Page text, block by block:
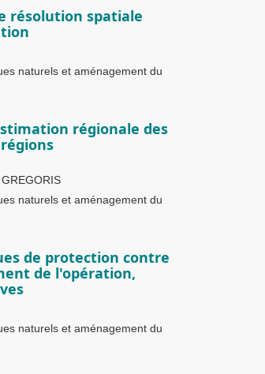
résolution spatiale
naturels et aménagement du
régionale des
naturels et aménagement du
de protection contre
de l'opération,
naturels et aménagement du